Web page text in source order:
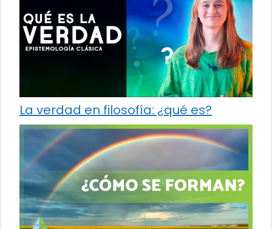
La verdad en filosofía: ¿qué es?